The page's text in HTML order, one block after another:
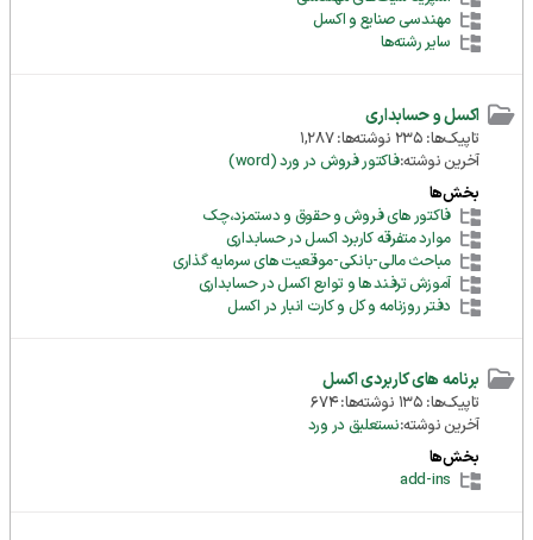
مهندسی صنایع و اکسل
سایر رشته‌ها
اکسل و حسابداری
تاپیک‌ها: 235 نوشته‌ها: 1,287
آخرین نوشته:فاکتور فروش در ورد (word)
بخش‌ها
فاکتور های فروش و حقوق و دستمزد،چک
موارد متفرقه کاربرد اکسل در حسابداری
مباحث مالی-بانکی-موقعیت های سرمایه گذاری
آموزش ترفند ها و توابع اکسل در حسابداری
دفتر روزنامه و کل و کارت انبار در اکسل
برنامه های کاربردی اکسل
تاپیک‌ها: 135 نوشته‌ها: 674
آخرین نوشته:نستعلیق در ورد
بخش‌ها
add-ins